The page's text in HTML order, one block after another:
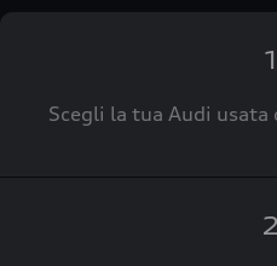
1
Scegli la tua Audi